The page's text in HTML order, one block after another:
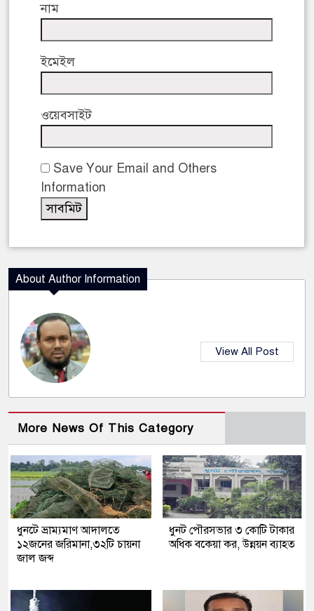
নাম
ইমেইল
ওয়েবসাইট
Save Your Email and Others
Information
About Author Information
View All Post
More News Of This Category
ধুনটে ভ্রাম্যমাণ আদালতে
১২জনের জরিমানা,৩২টি চায়না
জাল জব্দ
ধুনট পৌরসভার ৩ কোটি টাকার
অধিক বকেয়া কর, উন্নয়ন ব্যাহত